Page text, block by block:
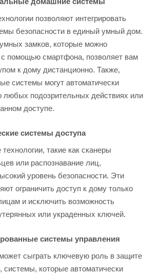
позволяют интегрировать
безопасности в единый умный дом.
замков, которые можно
с помощью смартфона, позволяет вам
к дому дистанционно. Также,
системы могут автоматически
любых подозрительных действиях или
доступе.
системы доступа
такие как сканеры
или распознавание лиц,
уровень безопасности. Эти
ограничить доступ к дому только
и исключить возможность
или украденных ключей.
системы управления
сыграть ключевую роль в защите
которые автоматически